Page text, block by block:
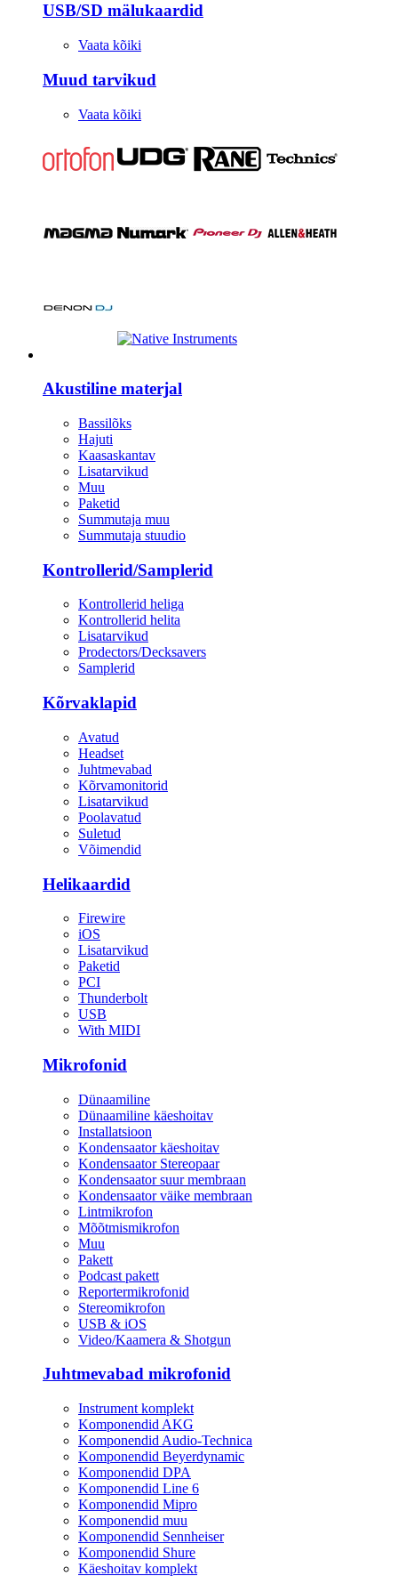
USB/SD mälukaardid
Vaata kõiki
Muud tarvikud
Vaata kõiki
Akustiline materjal
Bassilõks
Hajuti
Kaasaskantav
Lisatarvikud
Muu
Paketid
Summutaja muu
Summutaja stuudio
Kontrollerid/Samplerid
Kontrollerid heliga
Kontrollerid helita
Lisatarvikud
Prodectors/Decksavers
Samplerid
Kõrvaklapid
Avatud
Headset
Juhtmevabad
Kõrvamonitorid
Lisatarvikud
Poolavatud
Suletud
Võimendid
Helikaardid
Firewire
iOS
Lisatarvikud
Paketid
PCI
Thunderbolt
USB
With MIDI
Mikrofonid
Dünaamiline
Dünaamiline käeshoitav
Installatsioon
Kondensaator käeshoitav
Kondensaator Stereopaar
Kondensaator suur membraan
Kondensaator väike membraan
Lintmikrofon
Mõõtmismikrofon
Muu
Pakett
Podcast pakett
Reportermikrofonid
Stereomikrofon
USB & iOS
Video/Kaamera & Shotgun
Juhtmevabad mikrofonid
Instrument komplekt
Komponendid AKG
Komponendid Audio-Technica
Komponendid Beyerdynamic
Komponendid DPA
Komponendid Line 6
Komponendid Mipro
Komponendid muu
Komponendid Sennheiser
Komponendid Shure
Käeshoitav komplekt